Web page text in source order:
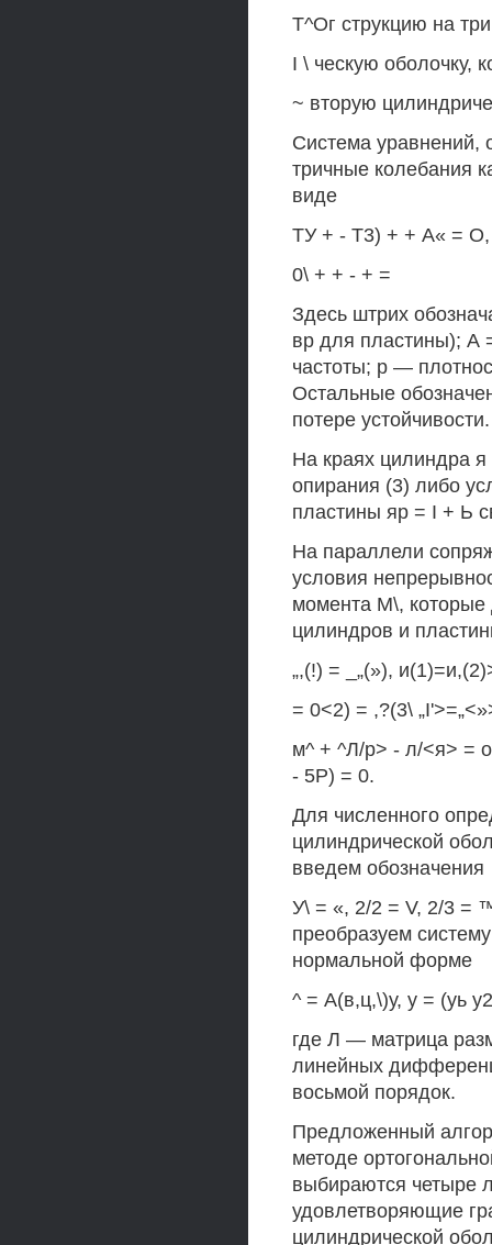
Т^Ог струкцию на
I \ ческую оболочку,
~ вторую
Система
тричные колебания
виде
ТУ + - Т3) + + А« = О,
0\ + + - + =
Здесь штрих
вр для пластины); А
частоты; р —
Остальные
потере устойчивости.
На краях цилиндра
опирания (3) либо
пластины яр = I + Ь
На параллели
условия
момента М\, которые
цилиндров и
„,(!) = _„(»),
= 0<2) = ,?(3\
м^ + ^Л/р> - л/<я> =
- 5Р) = 0.
Для численного
цилиндрической
введем обозначения
У\ = «, 2/2 = V, 2/3 =
преобразуем
нормальной форме
^ = А(в,ц,\)у, у = (уь
где Л — матрица
линейных
восьмой порядок.
Предложенный
методе
выбираются четыре
удовлетворяющие
цилиндрической